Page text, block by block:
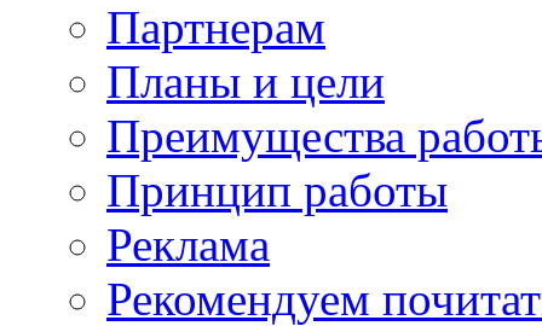
Партнерам
Планы и цели
Преимущества
Принцип работы
Реклама
Рекомендуем